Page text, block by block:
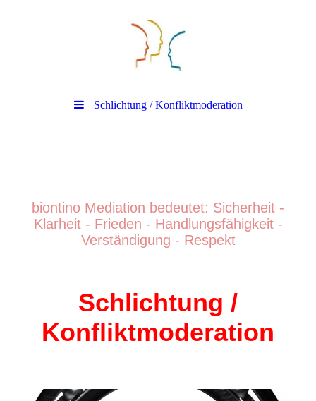
Schlichtung / Konfliktmoderation
biontino Mediation bedeutet: Sicherheit -
Klarheit - Frieden - Handlungsfähigkeit -
Verständigung - Respekt
Schlichtung /
Konfliktmoderation